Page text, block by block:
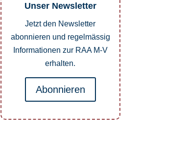
Unser Newsletter
Jetzt den Newsletter
abonnieren und regelmässig
Informationen zur RAA M-V
erhalten.
Abonnieren